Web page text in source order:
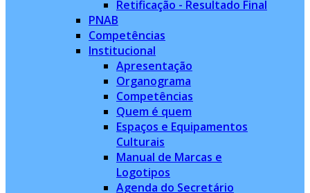
Retificação - Resultado Final
PNAB
Competências
Institucional
Apresentação
Organograma
Competências
Quem é quem
Espaços e Equipamentos
Culturais
Manual de Marcas e
Logotipos
Agenda do Secretário